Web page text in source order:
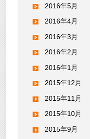
2016年5月
2016年4月
2016年3月
2016年2月
2016年1月
2015年12月
2015年11月
2015年10月
2015年9月